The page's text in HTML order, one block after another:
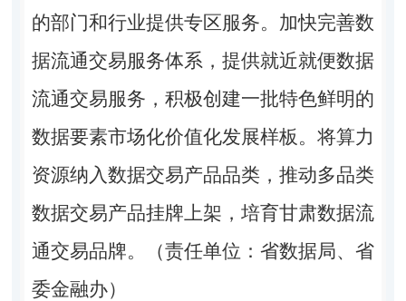
的部门和行业提供专区服务。加快完善数
据流通交易服务体系，提供就近就便数据
流通交易服务，积极创建一批特色鲜明的
数据要素市场化价值化发展样板。将算力
资源纳入数据交易产品品类，推动多品类
数据交易产品挂牌上架，培育甘肃数据流
通交易品牌。（责任单位：省数据局、省
委金融办）